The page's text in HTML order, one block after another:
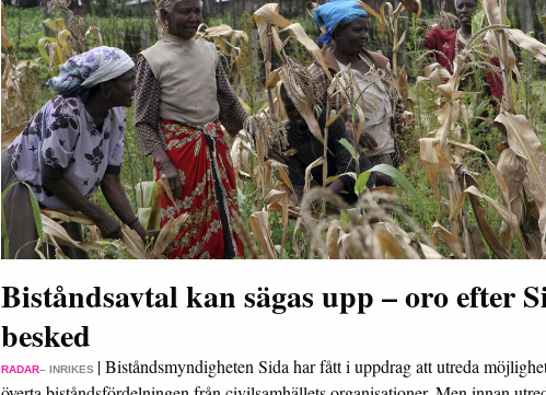
Biståndsavtal kan sägas upp – oro efter
besked
RADAR– INRIKES |Biståndsmyndigheten Sida har fått i uppdrag att utreda